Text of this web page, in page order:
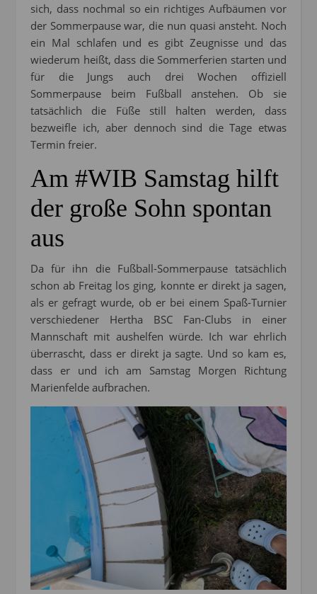
sich, dass nochmal so ein richtiges Aufbäumen vor
der Sommerpause war, die nun quasi ansteht. Noch
ein Mal schlafen und es gibt Zeugnisse und das
wiederum heißt, dass die Sommerferien starten und
für die Jungs auch drei Wochen offiziell
Sommerpause beim Fußball anstehen. Ob sie
tatsächlich die Füße still halten werden, dass
bezweifle ich, aber dennoch sind die Tage etwas
Termin freier.
Am #WIB Samstag hilft
der große Sohn spontan
aus
Da für ihn die Fußball-Sommerpause tatsächlich
schon ab Freitag los ging, konnte er direkt ja sagen,
als er gefragt wurde, ob er bei einem Spaß-Turnier
verschiedener Hertha BSC Fan-Clubs in einer
Mannschaft mit aushelfen würde. Ich war ehrlich
überrascht, dass er direkt ja sagte. Und so kam es,
dass er und ich am Samstag Morgen Richtung
Marienfelde aufbrachen.